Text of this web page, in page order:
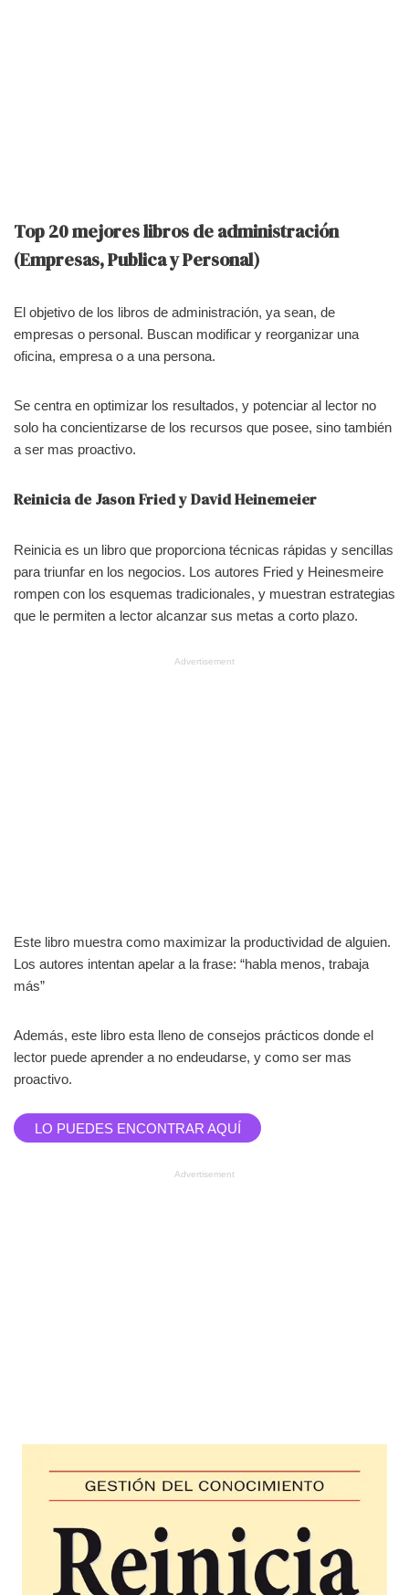
Top 20 mejores libros de administración
(Empresas, Publica y Personal)
El objetivo de los libros de administración, ya sean, de
empresas o personal. Buscan modificar y reorganizar una
oficina, empresa o a una persona.
Se centra en optimizar los resultados, y potenciar al lector no
solo ha concientizarse de los recursos que posee, sino también
a ser mas proactivo.
Reinicia de Jason Fried y David Heinemeier
Reinicia es un libro que proporciona técnicas rápidas y sencillas
para triunfar en los negocios. Los autores Fried y Heinesmeire
rompen con los esquemas tradicionales, y muestran estrategias
que le permiten a lector alcanzar sus metas a corto plazo.
Advertisement
Este libro muestra como maximizar la productividad de alguien.
Los autores intentan apelar a la frase: “habla menos, trabaja
más”
Además, este libro esta lleno de consejos prácticos donde el
lector puede aprender a no endeudarse, y como ser mas
proactivo.
LO PUEDES ENCONTRAR AQUÍ
Advertisement